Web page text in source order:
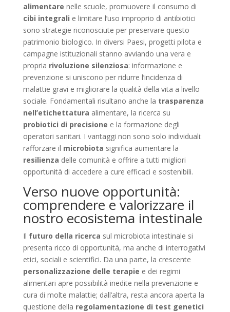
alimentare nelle scuole, promuovere il consumo di
cibi integrali e limitare l’uso improprio di antibiotici
sono strategie riconosciute per preservare questo
patrimonio biologico. In diversi Paesi, progetti pilota e
campagne istituzionali stanno avviando una vera e
propria rivoluzione silenziosa: informazione e
prevenzione si uniscono per ridurre l’incidenza di
malattie gravi e migliorare la qualità della vita a livello
sociale. Fondamentali risultano anche la trasparenza
nell’etichettatura alimentare, la ricerca su
probiotici di precisione e la formazione degli
operatori sanitari. I vantaggi non sono solo individuali:
rafforzare il microbiota significa aumentare la
resilienza delle comunità e offrire a tutti migliori
opportunità di accedere a cure efficaci e sostenibili.
Verso nuove opportunità:
comprendere e valorizzare il
nostro ecosistema intestinale
Il futuro della ricerca sul microbiota intestinale si
presenta ricco di opportunità, ma anche di interrogativi
etici, sociali e scientifici. Da una parte, la crescente
personalizzazione delle terapie e dei regimi
alimentari apre possibilità inedite nella prevenzione e
cura di molte malattie; dall’altra, resta ancora aperta la
questione della regolamentazione di test genetici